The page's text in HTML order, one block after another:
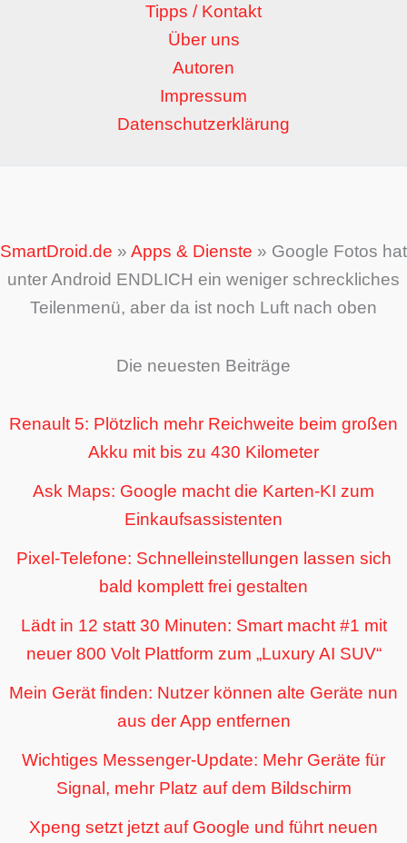
Tipps / Kontakt
Über uns
Autoren
Impressum
Datenschutzerklärung
SmartDroid.de » Apps & Dienste » Google Fotos hat
unter Android ENDLICH ein weniger schreckliches
Teilenmenü, aber da ist noch Luft nach oben
Die neuesten Beiträge
Renault 5: Plötzlich mehr Reichweite beim großen
Akku mit bis zu 430 Kilometer
Ask Maps: Google macht die Karten-KI zum
Einkaufsassistenten
Pixel-Telefone: Schnelleinstellungen lassen sich
bald komplett frei gestalten
Lädt in 12 statt 30 Minuten: Smart macht #1 mit
neuer 800 Volt Plattform zum „Luxury AI SUV“
Mein Gerät finden: Nutzer können alte Geräte nun
aus der App entfernen
Wichtiges Messenger-Update: Mehr Geräte für
Signal, mehr Platz auf dem Bildschirm
Xpeng setzt jetzt auf Google und führt neuen